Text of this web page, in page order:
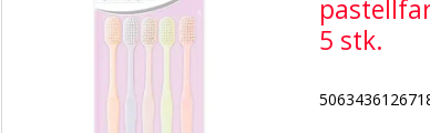
5 stk.